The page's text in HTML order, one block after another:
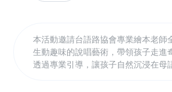
本活動邀請台語路協會專業繪本老師
生動趣味的說唱藝術，帶領孩子走進
透過專業引導，讓孩子自然沉浸在母